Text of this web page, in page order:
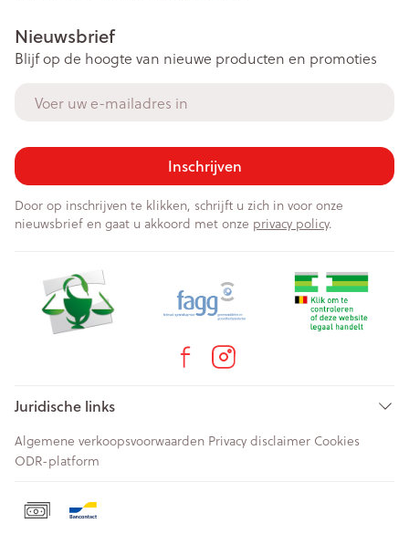
Nieuwsbrief
Blijf op de hoogte van nieuwe producten en promoties
Inschrijven
Door op inschrijven te klikken, schrijft u zich in voor onze
nieuwsbrief en gaat u akkoord met onze privacy policy.
Juridische links
Algemene verkoopsvoorwaarden Privacy disclaimer Cookies
ODR-platform